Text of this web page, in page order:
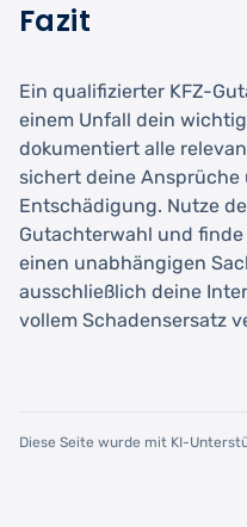
Fazit
Ein qualifizierter KFZ-
einem Unfall dein
dokumentiert alle
sichert deine
Entschädigung. Nutze
Gutachterwahl und
einen unabhängigen
ausschließlich deine
vollem Schadensersatz
Diese Seite wurde mit KI-